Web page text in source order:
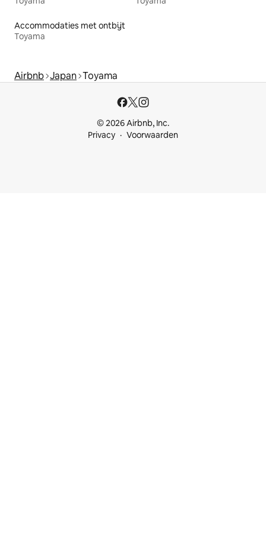
Accommodaties met ontbijt
Toyama
Airbnb Japan Toyama
© 2026 Airbnb, Inc.
Privacy
Voorwaarden